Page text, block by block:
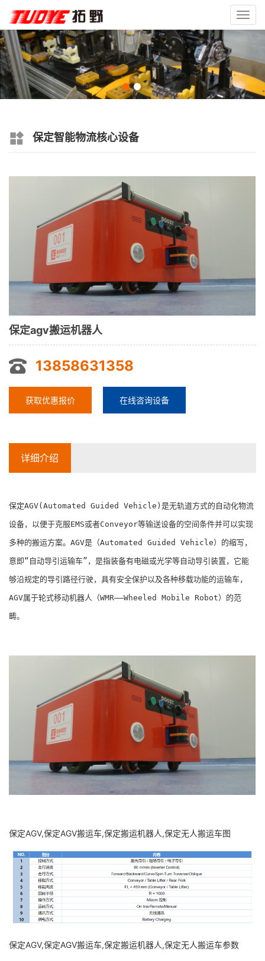
保定智能物流核心设备
保定agv搬运机器人
13858631358
获取优惠报价 在线咨询设备
详细介绍
保定AGV(Automated Guided Vehicle)是无轨道方式的自动化物流
设备，以便于克服EMS或者Conveyor等输送设备的空间条件并可以实现
多种的搬运方案。AGV是（Automated Guided Vehicle）的缩写，
意即“自动导引运输车”，是指装备有电磁或光学等自动导引装置，它能
够沿规定的导引路径行驶，具有安全保护以及各种移载功能的运输车，
AGV属于轮式移动机器人（WMR――Wheeled Mobile Robot）的范
畴。
保定AGV,保定AGV搬运车,保定搬运机器人,保定无人搬运车图
保定AGV,保定AGV搬运车,保定搬运机器人,保定无人搬运车参数